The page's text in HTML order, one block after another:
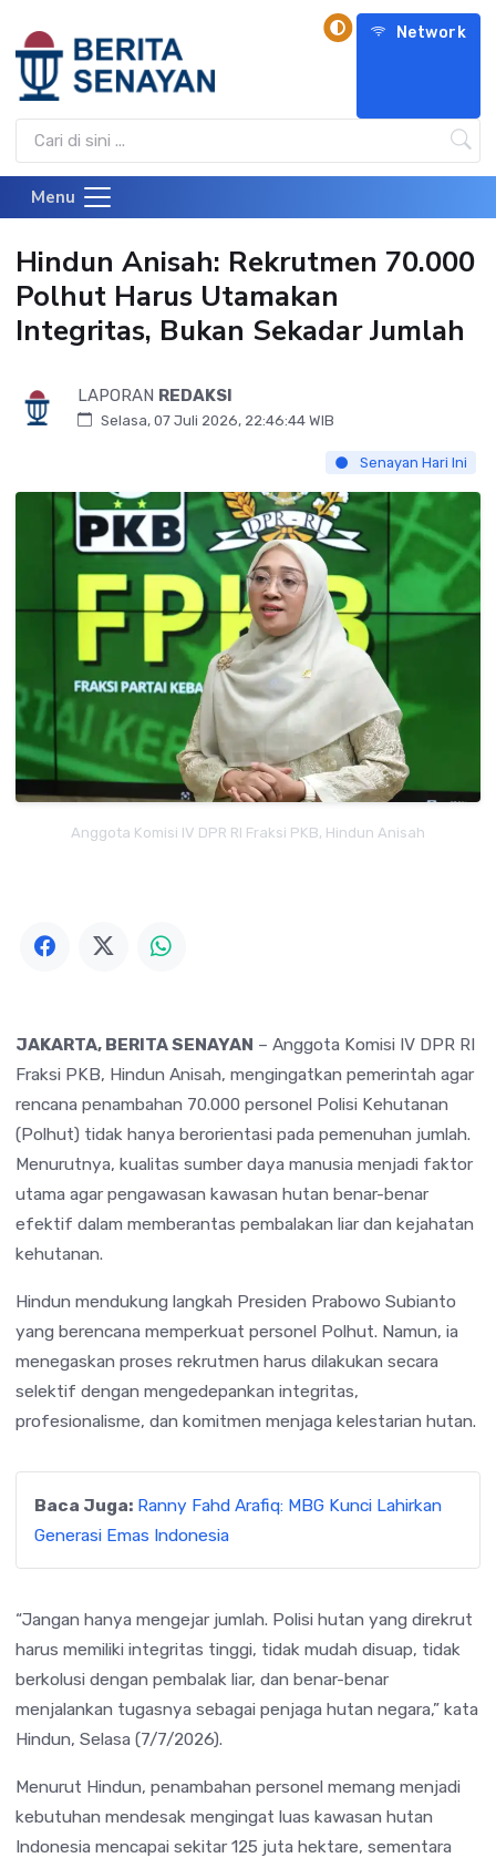
Network
Menu
Hindun Anisah: Rekrutmen 70.000
Polhut Harus Utamakan
Integritas, Bukan Sekadar Jumlah
LAPORAN REDAKSI
Selasa, 07 Juli 2026, 22:46:44 WIB
Senayan Hari Ini
Anggota Komisi IV DPR RI Fraksi PKB, Hindun Anisah
JAKARTA, BERITA SENAYAN – Anggota Komisi IV DPR RI
Fraksi PKB, Hindun Anisah, mengingatkan pemerintah agar
rencana penambahan 70.000 personel Polisi Kehutanan
(Polhut) tidak hanya berorientasi pada pemenuhan jumlah.
Menurutnya, kualitas sumber daya manusia menjadi faktor
utama agar pengawasan kawasan hutan benar-benar
efektif dalam memberantas pembalakan liar dan kejahatan
kehutanan.
Hindun mendukung langkah Presiden Prabowo Subianto
yang berencana memperkuat personel Polhut. Namun, ia
menegaskan proses rekrutmen harus dilakukan secara
selektif dengan mengedepankan integritas,
profesionalisme, dan komitmen menjaga kelestarian hutan.
Baca Juga: Ranny Fahd Arafiq: MBG Kunci Lahirkan
Generasi Emas Indonesia
“Jangan hanya mengejar jumlah. Polisi hutan yang direkrut
harus memiliki integritas tinggi, tidak mudah disuap, tidak
berkolusi dengan pembalak liar, dan benar-benar
menjalankan tugasnya sebagai penjaga hutan negara,” kata
Hindun, Selasa (7/7/2026).
Menurut Hindun, penambahan personel memang menjadi
kebutuhan mendesak mengingat luas kawasan hutan
Indonesia mencapai sekitar 125 juta hektare, sementara